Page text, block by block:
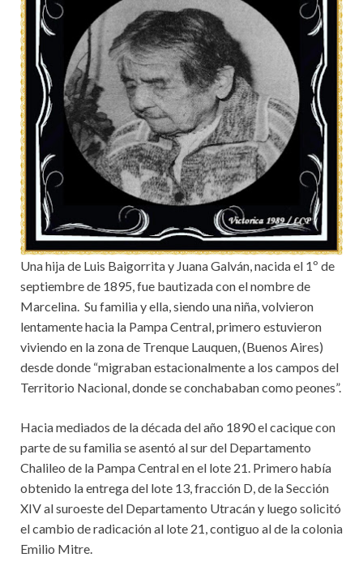
Una hija de Luis Baigorrita y Juana Galván, nacida el 1º de
septiembre de 1895, fue bautizada con el nombre de
Marcelina. Su familia y ella, siendo una niña, volvieron
lentamente hacia la Pampa Central, primero estuvieron
viviendo en la zona de Trenque Lauquen, (Buenos Aires)
desde donde “migraban estacionalmente a los campos del
Territorio Nacional, donde se conchababan como peones”.
Hacia mediados de la década del año 1890 el cacique con
parte de su familia se asentó al sur del Departamento
Chalileo de la Pampa Central en el lote 21. Primero había
obtenido la entrega del lote 13, fracción D, de la Sección
XIV al suroeste del Departamento Utracán y luego solicitó
el cambio de radicación al lote 21, contiguo al de la colonia
Emilio Mitre.